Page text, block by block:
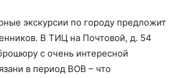
экскурсии по городу предложит
В ТИЦ на Почтовой, д. 54
с очень интересной
в период ВОВ – что